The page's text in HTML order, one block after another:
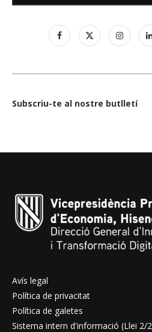
Subscriu-te al nostre butlletí
Avís legal
Política de privacitat
Política de galetes
Sistema intern d'informació (Llei 2/